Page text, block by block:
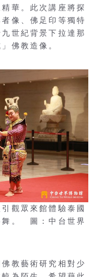
華。此次講座將探
像、佛足印等獨特
世紀背景下拉達那
佛教造像。
觀眾來館體驗泰國
舞。 圖：中台世界
教藝術研究相對少